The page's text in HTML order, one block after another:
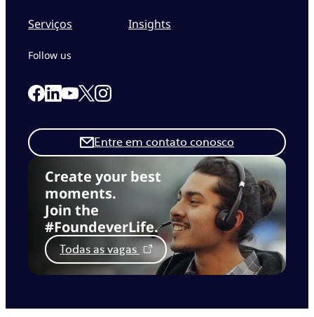
Serviços Insights
Create your best
moments.
Join the
#FoundeverLife.
Todas as vagas
Entre em contato conosco
Follow us
Link to our Facebook page
Link to our Linkedin page
Link to our Youtube page
Link to our X page
Link to our Instagram page